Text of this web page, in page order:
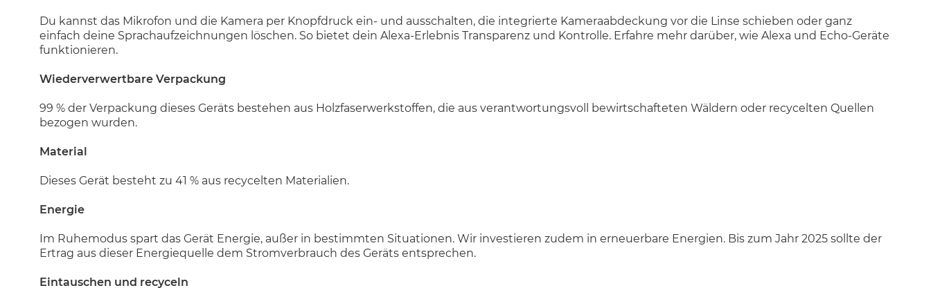
Du kannst das Mikrofon und die Kamera per Knopfdruck ein- und ausschalten, die integrierte Kameraabdeckung vor die Linse schieben oder ganz
einfach deine Sprachaufzeichnungen löschen. So bietet dein Alexa-Erlebnis Transparenz und Kontrolle. Erfahre mehr darüber, wie Alexa und Echo-Geräte
funktionieren.
Wiederverwertbare Verpackung
99 % der Verpackung dieses Geräts bestehen aus Holzfaserwerkstoffen, die aus verantwortungsvoll bewirtschafteten Wäldern oder recycelten Quellen
bezogen wurden.
Material
Dieses Gerät besteht zu 41 % aus recycelten Materialien.
Energie
Im Ruhemodus spart das Gerät Energie, außer in bestimmten Situationen. Wir investieren zudem in erneuerbare Energien. Bis zum Jahr 2025 sollte der
Ertrag aus dieser Energiequelle dem Stromverbrauch des Geräts entsprechen.
Eintauschen und recyceln